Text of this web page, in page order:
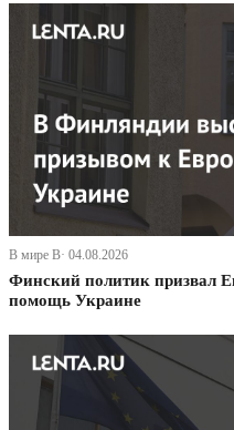
В мире В· 04.08.2026
Финский политик призвал
помощь Украине